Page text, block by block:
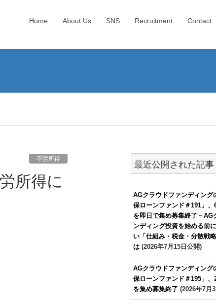
Home About Us SNS Recruitment Contact
不労所得
最近公開された記事
AGクラウドファンディング
保ローンファンド＃191」、
を即日で集め募集終了－AG
ンディング投資を始める前
い「仕組み・税金・分散戦
は(2026年7月15日公開)
AGクラウドファンディング
保ローンファンド＃195」、
を集め募集終了 (2026年7月